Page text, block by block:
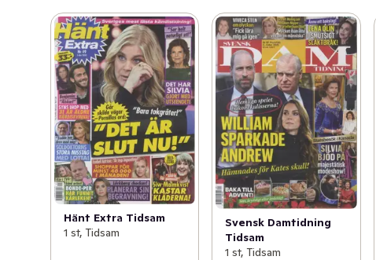
leveranser beställda framåt i tiden kan det alltså bli ett
nyare nummer än vad som visas på produktbilden.
Hänt Extra Tidsam
1 st, Tidsam
Svensk Damtidning
Tidsam
1 st, Tidsam